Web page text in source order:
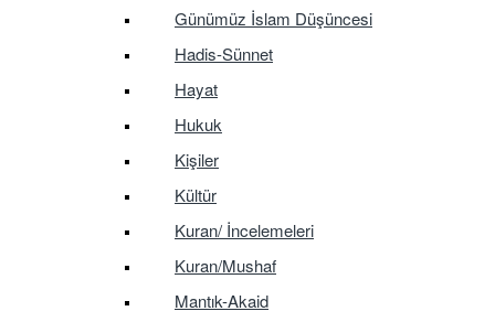
Günümüz İslam Düşüncesi
Hadis-Sünnet
Hayat
Hukuk
Kişiler
Kültür
Kuran/ İncelemeleri
Kuran/Mushaf
Mantık-Akaid